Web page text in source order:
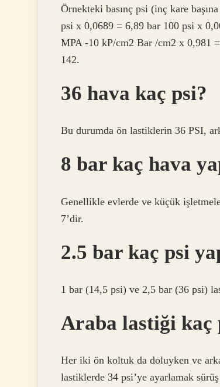
Örnekteki basınç psi (inç kare
psi x 0,0689 = 6,89 bar 100 psi x
MPA -10 kP/cm2 Bar /cm2 x 0,981
142.
36 hava kaç psi?
Bu durumda ön lastiklerin 36 PSI,
8 bar kaç hava
Genellikle evlerde ve küçük
7’dir.
2.5 bar kaç psi
1 bar (14,5 psi) ve 2,5 bar (36 psi)
Araba lastiği kaç
Her iki ön koltuk da doluyken ve
lastiklerde 34 psi’ye ayarlamak